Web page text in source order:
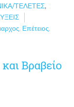
ΤΕΛΕΤΈΣ,
, Επέτειος,
Βραβείο